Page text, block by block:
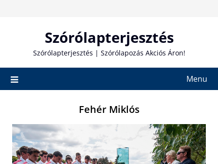
Szórólapterjesztés
Szórólapterjesztés | Szórólapozás Akciós Áron!
Menu
Fehér Miklós